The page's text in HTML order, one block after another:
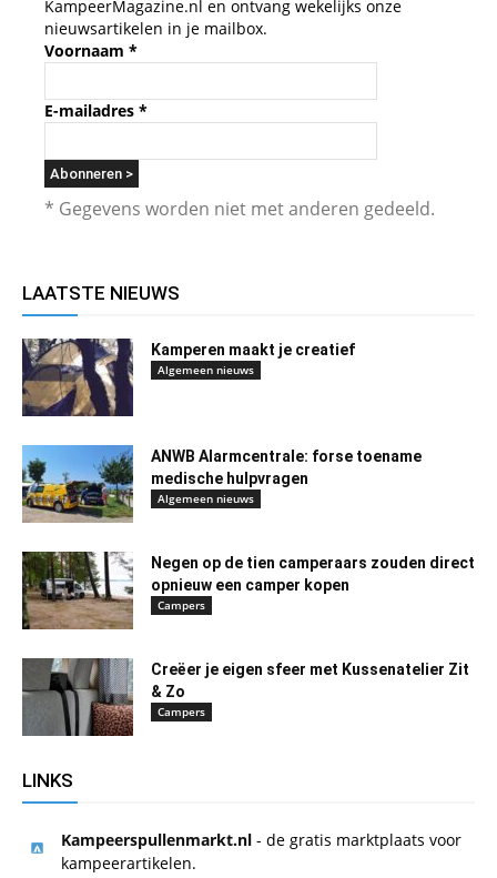
KampeerMagazine.nl en ontvang wekelijks onze
nieuwsartikelen in je mailbox.
Voornaam *
E-mailadres *
* Gegevens worden niet met anderen gedeeld.
LAATSTE NIEUWS
Kamperen maakt je creatief
Algemeen nieuws
ANWB Alarmcentrale: forse toename
medische hulpvragen
Algemeen nieuws
Negen op de tien camperaars zouden direct
opnieuw een camper kopen
Campers
Creëer je eigen sfeer met Kussenatelier Zit
& Zo
Campers
LINKS
Kampeerspullenmarkt.nl - de gratis marktplaats voor
kampeerartikelen.